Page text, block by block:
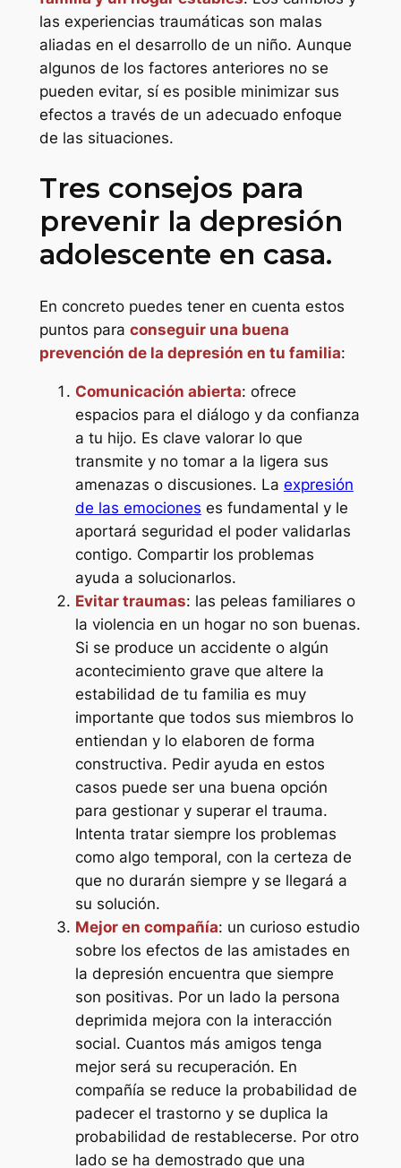
las experiencias traumáticas son malas
aliadas en el desarrollo de un niño. Aunque
algunos de los factores anteriores no se
pueden evitar, sí es posible minimizar sus
efectos a través de un adecuado enfoque
de las situaciones.
Tres consejos para
prevenir la depresión
adolescente en casa.
En concreto puedes tener en cuenta estos
puntos para conseguir una buena
prevención de la depresión en tu familia:
Comunicación abierta: ofrece
espacios para el diálogo y da confianza
a tu hijo. Es clave valorar lo que
transmite y no tomar a la ligera sus
amenazas o discusiones. La expresión
de las emociones es fundamental y le
aportará seguridad el poder validarlas
contigo. Compartir los problemas
ayuda a solucionarlos.
Evitar traumas: las peleas familiares o
la violencia en un hogar no son buenas.
Si se produce un accidente o algún
acontecimiento grave que altere la
estabilidad de tu familia es muy
importante que todos sus miembros lo
entiendan y lo elaboren de forma
constructiva. Pedir ayuda en estos
casos puede ser una buena opción
para gestionar y superar el trauma.
Intenta tratar siempre los problemas
como algo temporal, con la certeza de
que no durarán siempre y se llegará a
su solución.
Mejor en compañía: un curioso estudio
sobre los efectos de las amistades en
la depresión encuentra que siempre
son positivas. Por un lado la persona
deprimida mejora con la interacción
social. Cuantos más amigos tenga
mejor será su recuperación. En
compañía se reduce la probabilidad de
padecer el trastorno y se duplica la
probabilidad de restablecerse. Por otro
lado se ha demostrado que una